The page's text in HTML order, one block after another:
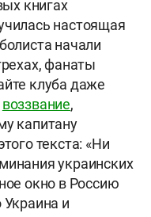
книгах
настоящая
начали
фанаты
клуба даже
воззвание,
капитану
текста: «Ни
украинских
окно в Россию
и